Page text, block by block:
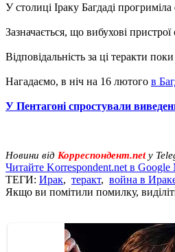
У столиці Іраку Багдаді
Зазначається, що вибухові
Відповідальність за ці теракти
Нагадаємо, в ніч на 16 лютого в
У Пентагоні спростували
Новини від Корреспондент.net у
Читайте Korrespondent.net в Google
ТЕГИ: Ирак, теракт, война в
Якщо ви помітили помилку,